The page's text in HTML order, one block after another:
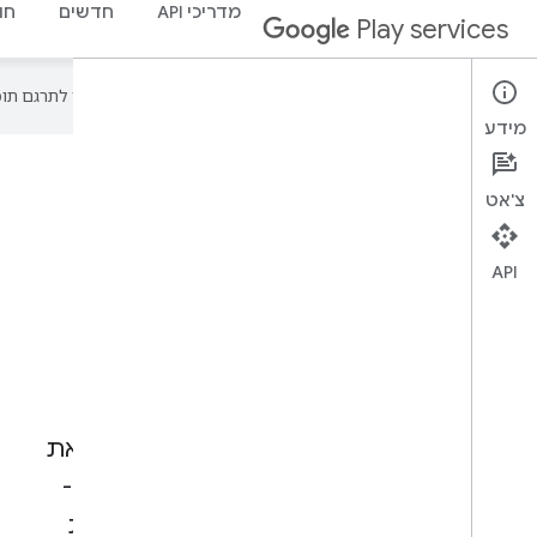
Play services
מדריכי API חדשים
Google Play
אפשר לספק למשתמשים ברחבי העולם את
חוויית השימוש הכי מאובטחת ומהימנה ב-
Android באמצעות התכונות והטכנולוגיות
מידע
צ'אט
API